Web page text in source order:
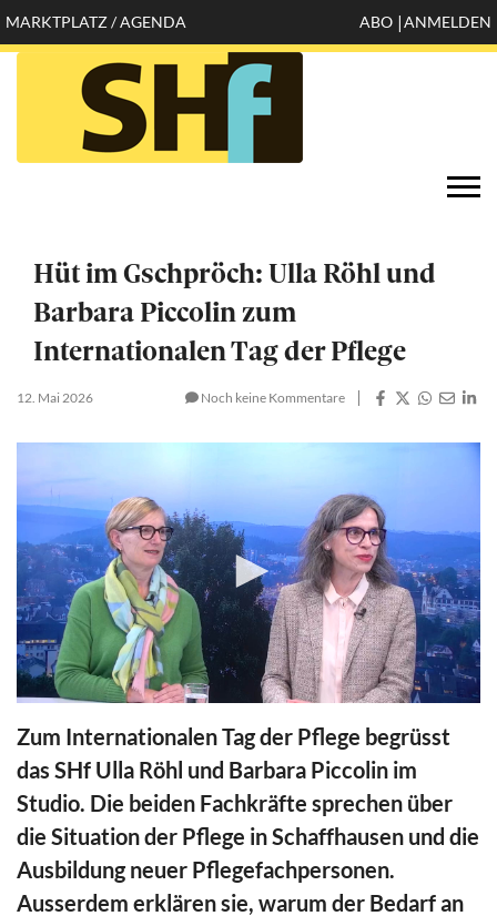
zum
Inhalt
Mobile
header
MARKTPLATZ / AGENDA ANMELDEN
ABO
Hüt im Gschpröch: Ulla Röhl und
Barbara Piccolin zum
Internationalen Tag der Pflege
12. Mai 2026 Noch keine Kommentare
seconds
of
15
minutes,
18
seconds
Zum Internationalen Tag der Pflege begrüsst
das SHf Ulla Röhl und Barbara Piccolin im
Studio. Die beiden Fachkräfte sprechen über
die Situation der Pflege in Schaffhausen und die
Ausbildung neuer Pflegefachpersonen.
Ausserdem erklären sie, warum der Bedarf an